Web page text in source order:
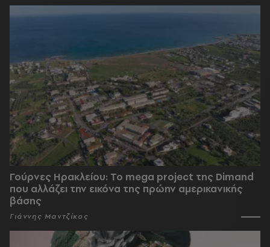
Γούρνες Ηρακλείου: To mega project της Dimand
που αλλάζει την εικόνα της πρώην αμερικανικής
βάσης
Γιάννης Μαντζίκος